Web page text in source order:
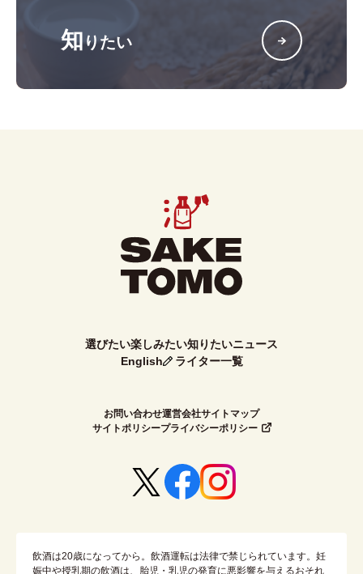
知りたい
選びたい楽しみたい知りたいニュース
English
ライター一覧
お問い合わせ運営会社サイトマップ
サイトポリシープライバシーポリシー
飲酒は20歳になってから。飲酒運転は法律で禁じられています。 妊
娠中や授乳期の飲酒は、胎児・乳児の発育に悪影響を与えるおそれ